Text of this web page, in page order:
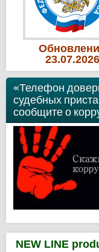
23.07.2026
«Телефон
судебных
сообщите о
NEW LINE